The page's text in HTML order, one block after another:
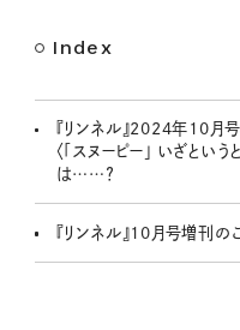
Index
『リンネル』2024年10月
〈「スヌーピー」 いざとい
は……？
『リンネル』10月号増刊の